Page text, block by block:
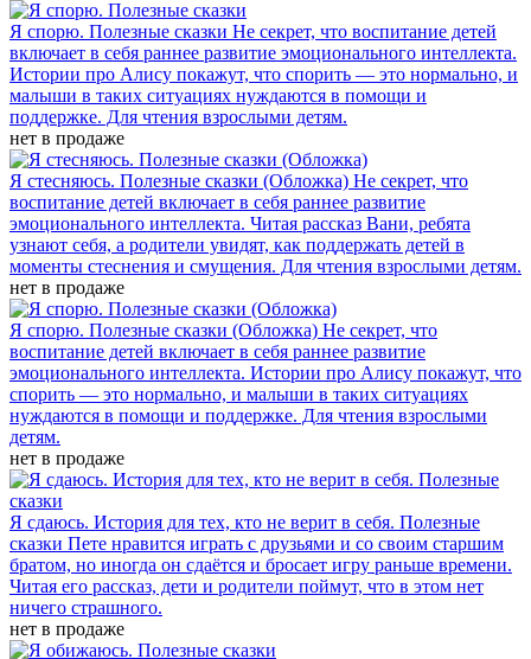
Я спорю. Полезные сказки Не секрет, что воспитание детей
включает в себя раннее развитие эмоционального интеллекта.
Истории про Алису покажут, что спорить — это нормально, и
малыши в таких ситуациях нуждаются в помощи и
поддержке. Для чтения взрослыми детям.
нет в продаже
Я стесняюсь. Полезные сказки (Обложка) Не секрет, что
воспитание детей включает в себя раннее развитие
эмоционального интеллекта. Читая рассказ Вани, ребята
узнают себя, а родители увидят, как поддержать детей в
моменты стеснения и смущения. Для чтения взрослыми детям.
нет в продаже
Я спорю. Полезные сказки (Обложка) Не секрет, что
воспитание детей включает в себя раннее развитие
эмоционального интеллекта. Истории про Алису покажут, что
спорить — это нормально, и малыши в таких ситуациях
нуждаются в помощи и поддержке. Для чтения взрослыми
детям.
нет в продаже
Я сдаюсь. История для тех, кто не верит в себя. Полезные
сказки Пете нравится играть с друзьями и со своим старшим
братом, но иногда он сдаётся и бросает игру раньше времени.
Читая его рассказ, дети и родители поймут, что в этом нет
ничего страшного.
нет в продаже